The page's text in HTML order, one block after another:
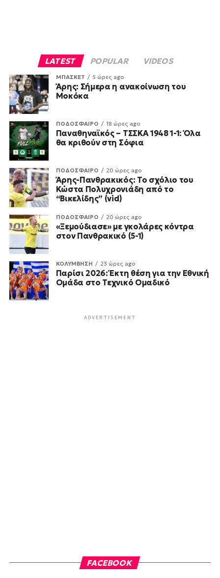
LATEST POPULAR VIDEOS
ΜΠΑΣΚΕΤ 5 ώρες ago
Άρης: Σήμερα η ανακοίνωση του
Μοκόκα
ΠΟΔΟΣΦΑΙΡΟ 18 ώρες ago
Παναθηναϊκός – ΤΣΣΚΑ 1948 1-1: Όλα
θα κριθούν στη Σόφια
ΠΟΔΟΣΦΑΙΡΟ 20 ώρες ago
Άρης-Πανθρακικός: Το σχόλιο του
Κώστα Πολυχρονιάδη από το
“Βικελίδης” (vid)
ΠΟΔΟΣΦΑΙΡΟ 20 ώρες ago
«Ξεμούδιασε» με γκολάρες κόντρα
στον Πανθρακικό (5-1)
ΚΟΛΥΜΒΗΣΗ 23 ώρες ago
Παρίσι 2026: Έκτη θέση για την Εθνική
Ομάδα στο Τεχνικό Ομαδικό
ADVERTISEMENT
FACEBOOK